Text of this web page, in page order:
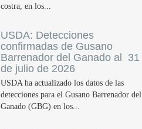
costra, en los...
USDA: Detecciones
confirmadas de Gusano
Barrenador del Ganado al 31
de julio de 2026
USDA ha actualizado los datos de las
detecciones para el Gusano Barrenador del
Ganado (GBG) en los...